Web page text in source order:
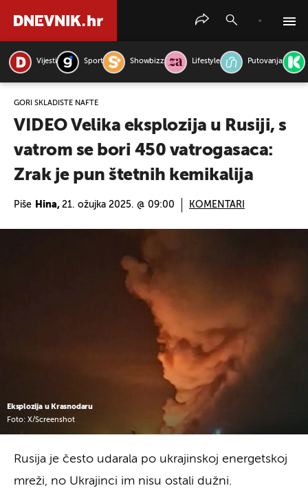
Vijesti Sport Showbizz Lifestyle Putovanja
GORI SKLADIŠTE NAFTE
VIDEO Velika eksplozija u Rusiji, s
vatrom se bori 450 vatrogasaca:
Zrak je pun štetnih kemikalija
Piše Hina, 21. ožujka 2025. @ 09:00 KOMENTARI
Eksplozija u Krasnodaru
Foto: X/Screenshot
Rusija je često udarala po ukrajinskoj energetskoj
mreži, no Ukrajinci im nisu ostali dužni.
PRETRAŽITE VIJESTI